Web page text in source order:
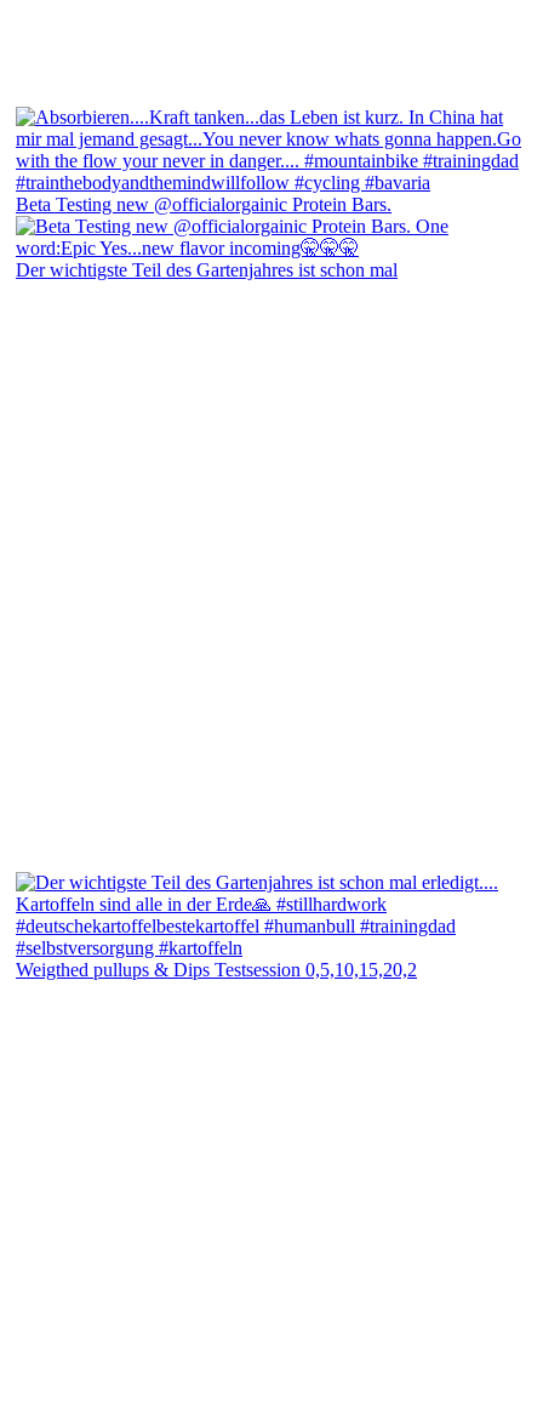
Beta Testing new @officialorgainic Protein Bars.
Der wichtigste Teil des Gartenjahres ist schon mal
Weigthed pullups & Dips Testsession 0,5,10,15,20,2